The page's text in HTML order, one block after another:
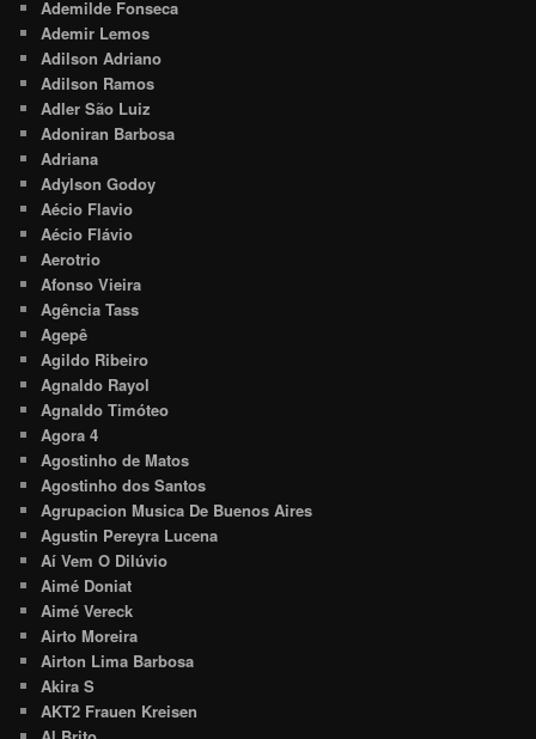
Ademilde Fonseca
Ademir Lemos
Adilson Adriano
Adilson Ramos
Adler São Luiz
Adoniran Barbosa
Adriana
Adylson Godoy
Aécio Flavio
Aécio Flávio
Aerotrio
Afonso Vieira
Agência Tass
Agepê
Agildo Ribeiro
Agnaldo Rayol
Agnaldo Timóteo
Agora 4
Agostinho de Matos
Agostinho dos Santos
Agrupacion Musica De Buenos Aires
Agustin Pereyra Lucena
Aí Vem O Dilúvio
Aimé Doniat
Aimé Vereck
Airto Moreira
Airton Lima Barbosa
Akira S
AKT2 Frauen Kreisen